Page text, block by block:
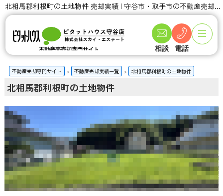
北相馬郡利根町の土地物件 売却実績 | 守谷市・取手市の不動産売却ならスカイ・エステート
不動産売売却専門サイト 相談 電話
不動産売却専門サイト 不動産売却実績一覧 北相馬郡利根町の土地物件
北相馬郡利根町の土地物件